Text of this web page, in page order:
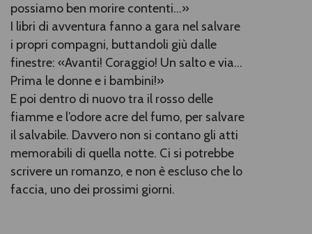
possiamo ben morire contenti...»
I libri di avventura fanno a gara nel salvare
i propri compagni, buttandoli giù dalle
finestre: «Avanti! Coraggio! Un salto e via...
Prima le donne e i bambini!»
E poi dentro di nuovo tra il rosso delle
fiamme e l’odore acre del fumo, per salvare
il salvabile. Davvero non si contano gli atti
memorabili di quella notte. Ci si potrebbe
scrivere un romanzo, e non è escluso che lo
faccia, uno dei prossimi giorni.